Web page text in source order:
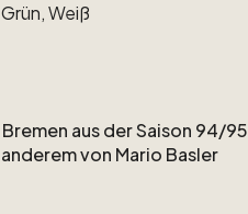
Grün,Weiß
Bremen ausderSaison 94​/​95
anderemvon Mario Basler